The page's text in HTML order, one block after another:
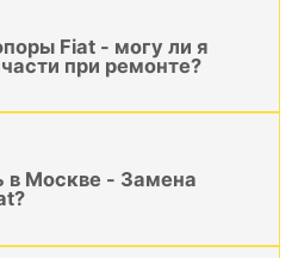
Fiat - могу ли я
при ремонте?
в Москве - Замена